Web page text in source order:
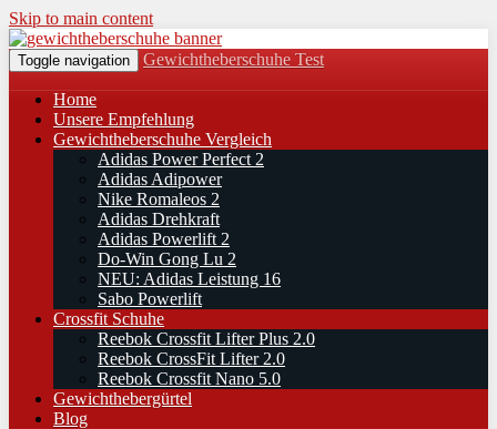
Skip to main content
Toggle navigation Gewichtheberschuhe Test
Home
Unsere Empfehlung
Gewichtheberschuhe Vergleich
Adidas Power Perfect 2
Adidas Adipower
Nike Romaleos 2
Adidas Drehkraft
Adidas Powerlift 2
Do-Win Gong Lu 2
NEU: Adidas Leistung 16
Sabo Powerlift
Crossfit Schuhe
Reebok Crossfit Lifter Plus 2.0
Reebok CrossFit Lifter 2.0
Reebok Crossfit Nano 5.0
Gewichthebergürtel
Blog